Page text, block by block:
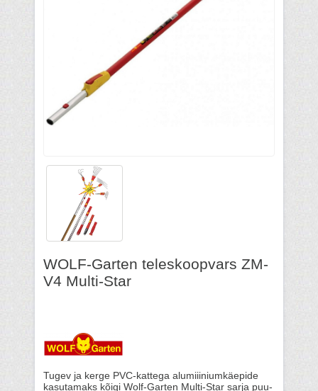
WOLF-Garten teleskoopvars ZM-
V4 Multi-Star
Tugev ja kerge PVC-kattega alumiiiniumkäepide
kasutamaks kõigi Wolf-Garten Multi-Star sarja puu-